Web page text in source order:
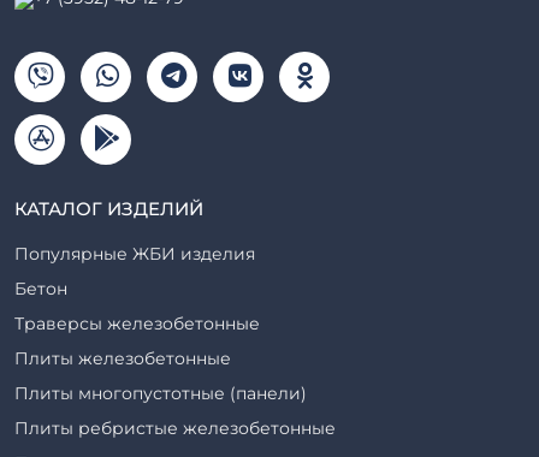
КАТАЛОГ ИЗДЕЛИЙ
Популярные ЖБИ изделия
Бетон
Траверсы железобетонные
Плиты железобетонные
Плиты многопустотные (панели)
Плиты ребристые железобетонные